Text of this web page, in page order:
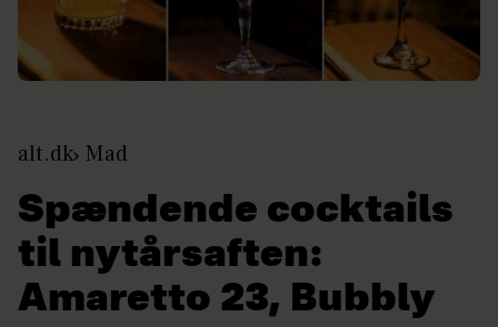
alt.dk Mad
Spændende cocktails
til nytårsaften:
Amaretto 23, Bubbly